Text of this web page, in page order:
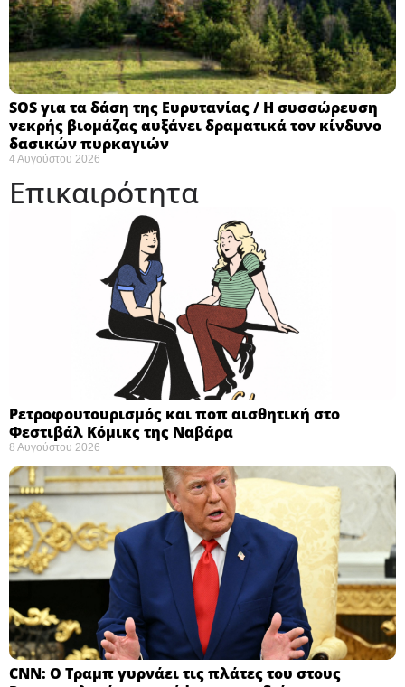
SOS για τα δάση της Ευρυτανίας / Η συσσώρευση
νεκρής βιομάζας αυξάνει δραματικά τον κίνδυνο
δασικών πυρκαγιών
4 Αυγούστου 2026
Επικαιρότητα
Ρετροφουτουρισμός και ποπ αισθητική στο
Φεστιβάλ Κόμικς της Ναβάρα ​
8 Αυγούστου 2026
CNN: Ο Τραμπ γυρνάει τις πλάτες του στους